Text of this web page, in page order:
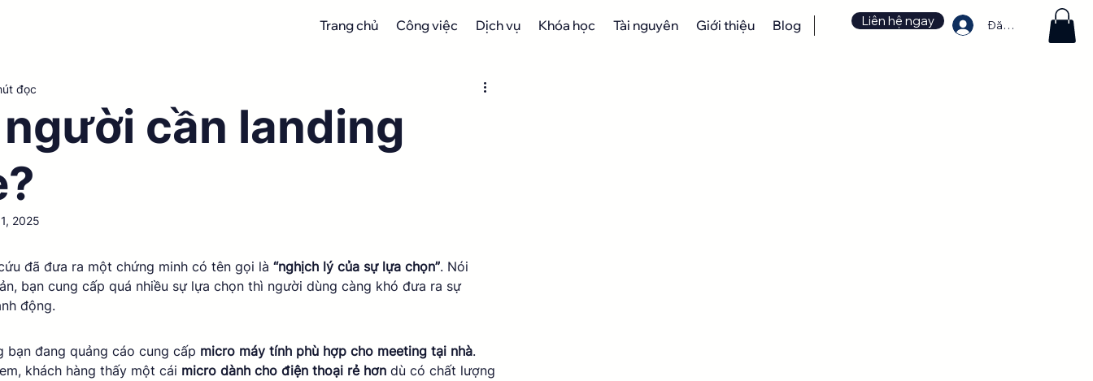
Trang chủ Công việc Dịch vụ Khóa học Tài nguyên Giới thiệu Blog Liên hệ ngay Đăng nhập
cần landing
đọc
2025
đã đưa ra một chứng minh có tên gọi là “nghịch lý của sự lựa chọn”. Nói
bạn cung cấp quá nhiều sự lựa chọn thì người dùng càng khó đưa ra sự
động.
bạn đang quảng cáo cung cấp micro máy tính phù hợp cho meeting tại nhà.
khách hàng thấy một cái micro dành cho điện thoại rẻ hơn dù có chất lượng